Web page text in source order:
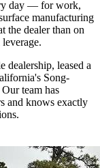
day — for work,
manufacturing
the dealer than on
dealership, leased a
Song-
team has
and knows exactly